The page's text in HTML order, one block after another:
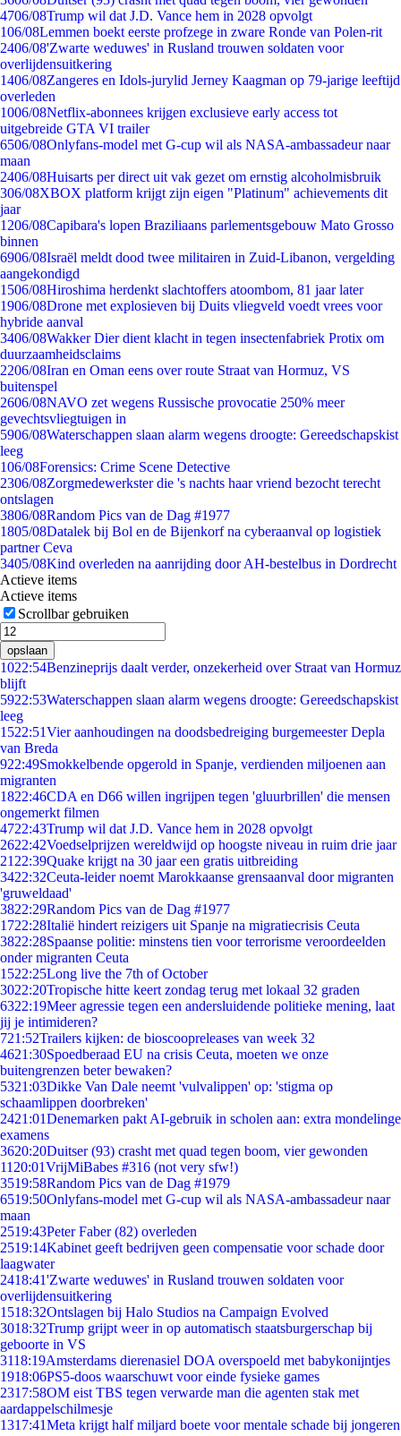
4706/08Trump wil dat J.D. Vance hem in 2028 opvolgt
106/08Lemmen boekt eerste profzege in zware Ronde van Polen-rit
2406/08'Zwarte weduwes' in Rusland trouwen soldaten voor
overlijdensuitkering
1406/08Zangeres en Idols-jurylid Jerney Kaagman op 79-jarige leeftijd
overleden
1006/08Netflix-abonnees krijgen exclusieve early access tot
uitgebreide GTA VI trailer
6506/08Onlyfans-model met G-cup wil als NASA-ambassadeur naar
maan
2406/08Huisarts per direct uit vak gezet om ernstig alcoholmisbruik
306/08XBOX platform krijgt zijn eigen "Platinum" achievements dit
jaar
1206/08Capibara's lopen Braziliaans parlementsgebouw Mato Grosso
binnen
6906/08Israël meldt dood twee militairen in Zuid-Libanon, vergelding
aangekondigd
1506/08Hiroshima herdenkt slachtoffers atoombom, 81 jaar later
1906/08Drone met explosieven bij Duits vliegveld voedt vrees voor
hybride aanval
3406/08Wakker Dier dient klacht in tegen insectenfabriek Protix om
duurzaamheidsclaims
2206/08Iran en Oman eens over route Straat van Hormuz, VS
buitenspel
2606/08NAVO zet wegens Russische provocatie 250% meer
gevechtsvliegtuigen in
5906/08Waterschappen slaan alarm wegens droogte: Gereedschapskist
leeg
106/08Forensics: Crime Scene Detective
2306/08Zorgmedewerkster die 's nachts haar vriend bezocht terecht
ontslagen
3806/08Random Pics van de Dag #1977
1805/08Datalek bij Bol en de Bijenkorf na cyberaanval op logistiek
partner Ceva
3405/08Kind overleden na aanrijding door AH-bestelbus in Dordrecht
Actieve items
Actieve items
Scrollbar gebruiken
opslaan
1022:54Benzineprijs daalt verder, onzekerheid over Straat van Hormuz
blijft
5922:53Waterschappen slaan alarm wegens droogte: Gereedschapskist
leeg
1522:51Vier aanhoudingen na doodsbedreiging burgemeester Depla
van Breda
922:49Smokkelbende opgerold in Spanje, verdienden miljoenen aan
migranten
1822:46CDA en D66 willen ingrijpen tegen 'gluurbrillen' die mensen
ongemerkt filmen
4722:43Trump wil dat J.D. Vance hem in 2028 opvolgt
2622:42Voedselprijzen wereldwijd op hoogste niveau in ruim drie jaar
21 22:39Quake krijgt na 30 jaar een gratis uitbreiding
3422:32Ceuta-leider noemt Marokkaanse grensaanval door migranten
'gruweldaad'
3822:29Random Pics van de Dag #1977
1722:28Italië hindert reizigers uit Spanje na migratiecrisis Ceuta
3822:28Spaanse politie: minstens tien voor terrorisme veroordeelden
onder migranten Ceuta
1522:25Long live the 7th of October
3022:20Tropische hitte keert zondag terug met lokaal 32 graden
6322:19Meer agressie tegen een andersluidende politieke mening, laat
jij je intimideren?
721:52Trailers kijken: de bioscoopreleases van week 32
4621:30Spoedberaad EU na crisis Ceuta, moeten we onze
buitengrenzen beter bewaken?
5321:03Dikke Van Dale neemt 'vulvalippen' op: 'stigma op
schaamlippen doorbreken'
2421:01Denemarken pakt AI-gebruik in scholen aan: extra mondelinge
examens
3620:20Duitser (93) crasht met quad tegen boom, vier gewonden
11 20:01VrijMiBabes #316 (not very sfw!)
3519:58Random Pics van de Dag #1979
6519:50Onlyfans-model met G-cup wil als NASA-ambassadeur naar
maan
2519:43Peter Faber (82) overleden
2519:14Kabinet geeft bedrijven geen compensatie voor schade door
laagwater
2418:41'Zwarte weduwes' in Rusland trouwen soldaten voor
overlijdensuitkering
1518:32Ontslagen bij Halo Studios na Campaign Evolved
3018:32Trump grijpt weer in op automatisch staatsburgerschap bij
geboorte in VS
3118:19Amsterdams dierenasiel DOA overspoeld met babykonijntjes
1918:06PS5-doos waarschuwt voor einde fysieke games
2317:58OM eist TBS tegen verwarde man die agenten stak met
aardappelschilmesje
1317:41Meta krijgt half miljard boete voor mentale schade bij jongeren